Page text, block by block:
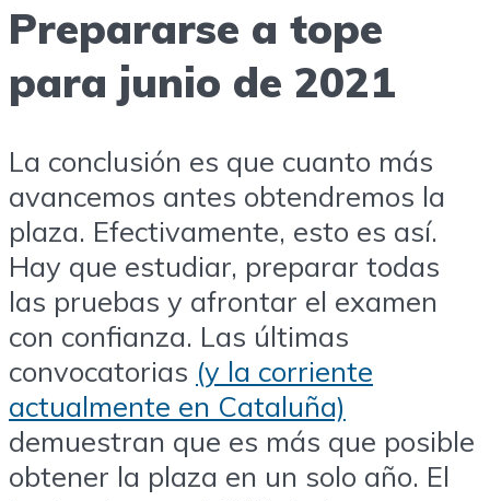
Prepararse a tope
para junio de 2021
La conclusión es que cuanto más
avancemos antes obtendremos la
plaza. Efectivamente, esto es así.
Hay que estudiar, preparar todas
las pruebas y afrontar el examen
con confianza. Las últimas
convocatorias (y la corriente
actualmente en Cataluña)
demuestran que es más que posible
obtener la plaza en un solo año. El